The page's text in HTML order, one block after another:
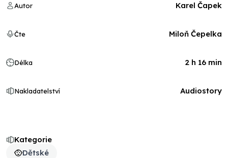
Kategorie
Dětské
Autor Karel Čapek
Čte Miloň Čepelka
Délka 2 h 16 min
Nakladatelství Audiostory